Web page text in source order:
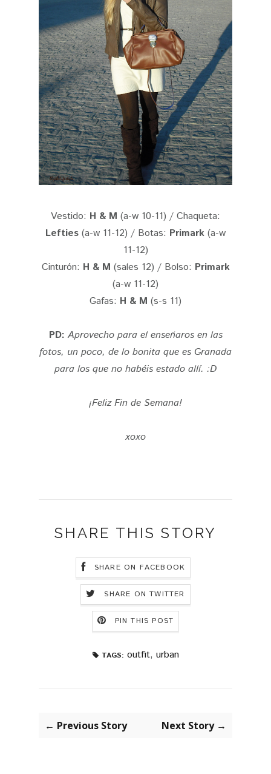
Vestido: H & M (a-w 10-11) / Chaqueta:
Lefties (a-w 11-12) / Botas: Primark (a-w
11-12)
Cinturón: H & M (sales 12) / Bolso: Primark
(a-w 11-12)
Gafas: H & M (s-s 11)
PD: Aprovecho para el enseñaros en las
fotos, un poco, de lo bonita que es Granada
para los que no habéis estado allí. :D
¡Feliz Fin de Semana!
xoxo
SHARE THIS STORY
SHARE ON FACEBOOK
SHARE ON TWITTER
PIN THIS POST
TAGS: outfit, urban
← Previous Story Next Story →